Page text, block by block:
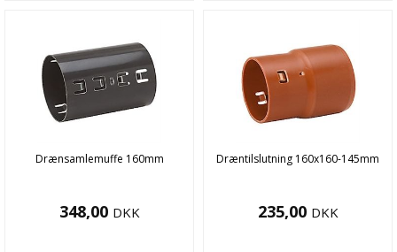
Drænsamlemuffe 160mm
348,00 DKK
Dræntilslutning 160x160-145mm
235,00 DKK